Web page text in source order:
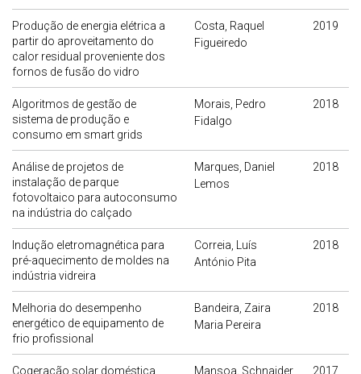
Produção de energia elétrica a
partir do aproveitamento do
calor residual proveniente dos
fornos de fusão do vidro
Costa, Raquel
Figueiredo
2019
Algoritmos de gestão de
sistema de produção e
consumo em smart grids
Morais, Pedro
Fidalgo
2018
Análise de projetos de
instalação de parque
fotovoltaico para autoconsumo
na indústria do calçado
Marques, Daniel
Lemos
2018
Indução eletromagnética para
pré-aquecimento de moldes na
indústria vidreira
Correia, Luís
António Pita
2018
Melhoria do desempenho
energético de equipamento de
frio profissional
Bandeira, Zaira
Maria Pereira
2018
Cogeração solar doméstica
Mansoa, Schnaider
2017